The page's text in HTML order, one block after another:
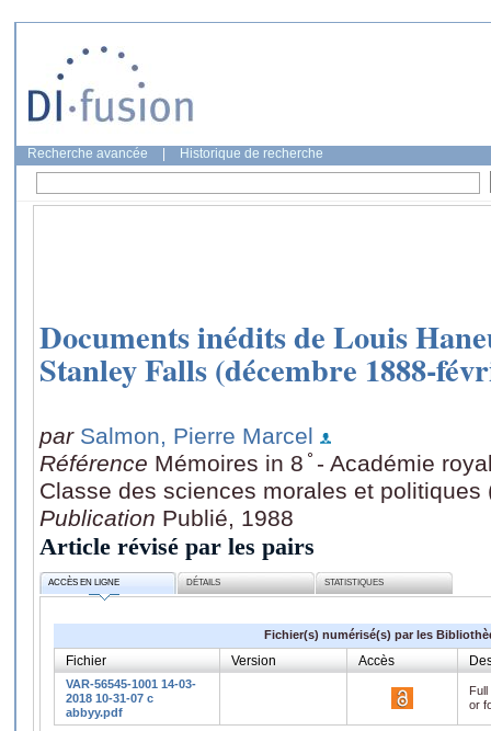
Recherche avancée Historique de recherche
Documents inédits de Louis
Stanley Falls (décembre 1888-
par Salmon, Pierre Marcel
Référence Mémoires in 8 ̊ - Académie
Classe des sciences morales et politiques
Publication Publié, 1988
Article révisé par les pairs
ACCÈS EN LIGNE DÉTAILS STATISTIQUES
Fichier(s) numérisé(s) par les
Fichier Version Accès
VAR-56545-1001 14-03-
2018 10-31-07 c
abbyy.pdf
or